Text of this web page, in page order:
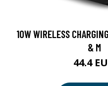
10W WIRELESS
& M
44.4